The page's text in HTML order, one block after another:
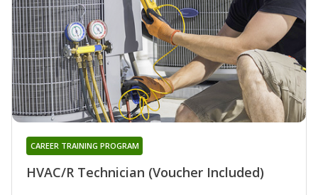
HVAC/R Technician (Voucher Included)
CAREER TRAINING PROGRAM